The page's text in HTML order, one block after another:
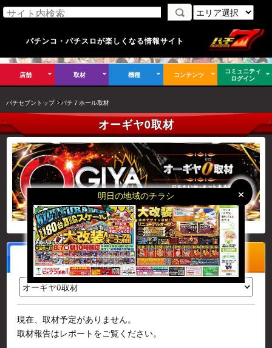
×
×
明日の地域のチラシ
パチンコ・パチスロが楽しくなる情報サイト
店舗 取材 機種 コンテンツ
コミュニティ
ログイン
パチセブントップ パチ７ホール取材
オーギヤ0取材
告知記事 レポートはこちら
現在、取材予定がありません。
取材報告はレポートをご覧ください。